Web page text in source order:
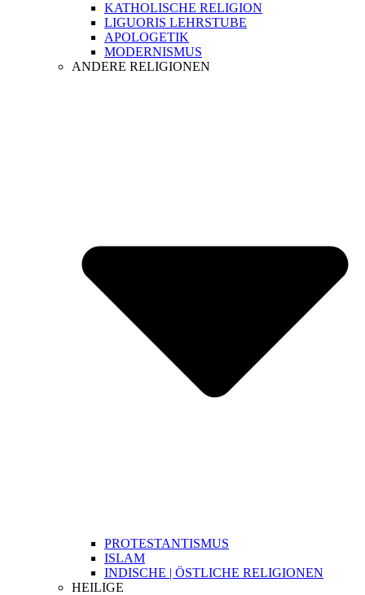
KATHOLISCHE RELIGION
LIGUORIS LEHRSTUBE
APOLOGETIK
MODERNISMUS
ANDERE RELIGIONEN
PROTESTANTISMUS
ISLAM
INDISCHE | ÖSTLICHE RELIGIONEN
HEILIGE